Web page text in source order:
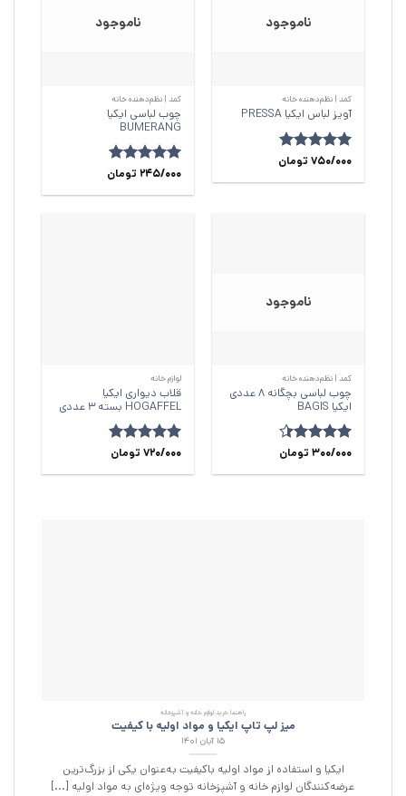
ناموجود
کمد | نظم‌دهنده خانه
آویز لباس ایکیا PRESSA
امتیاز5از 750/000 تومان
ناموجود
کمد | نظم‌دهنده خانه
چوب لباسی ایکیا
BUMERANG
امتیاز4.89245/000 تومان
ناموجود
کمد | نظم‌دهنده خانه
چوب لباسی بچگانه 8 عددی
ایکیا BAGIS
امتیاز
300/000 تومان
لوازم خانه
قلاب دیواری ایکیا
HOGAFFEL بسته 3 عددی
امتیاز 5از
720/000 تومان
راهنما خرید لوازم خانه و آشپزخانه
میز لپ تاپ ایکیا و مواد اولیه با کیفیت
۱۵ آبان ۱۴۰۱
ایکیا و استفاده از مواد اولیه باکیفیت به‌عنوان یکی از بزرگ‌ترین
عرضه‌کنندگان لوازم خانه و آشپزخانه توجه ویژه‌ای به مواد اولیه [...]